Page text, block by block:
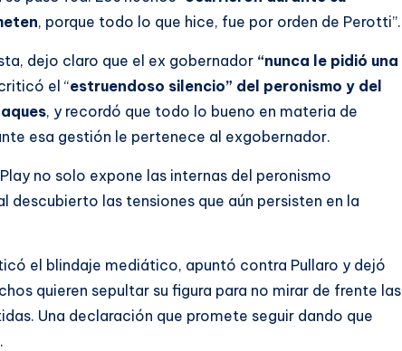
, porque todo lo que hice, fue por orden de Perotti”.
dejo claro que el ex gobernador “nunca le pidió una
el “estruendoso silencio” del peronismo y del
, y recordó que todo lo bueno en materia de
esa gestión le pertenece al exgobernador.
no solo expone las internas del peronismo
descubierto las tensiones que aún persisten en la
el blindaje mediático, apuntó contra Pullaro y dejó
quieren sepultar su figura para no mirar de frente las
Una declaración que promete seguir dando que